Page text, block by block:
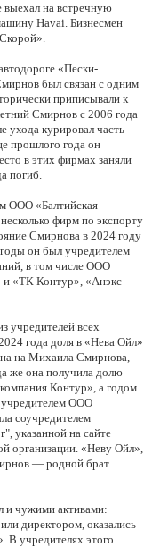
выехал на встречную
Havai. Бизнесмен
«Пески-
был связан с одним
приписывали к
Смирнов с 2006 года
ухода курировал часть
прошлого года он
в этих фирмах заняли
погиб.
ООО «Балтийская
фирм по экспорту
Смирнова в 2024 году
он был учредителем
в том числе ООО
и «ТК Контур», «Анэкс-
учредителей всех
года доля в «Нева Ойл»
на Михаила Смирнова,
же она получила долю
Контур», а годом
учредителем ООО
соучредителем
указанной на сайте
организации. «Неву Ойл»,
— родной брат
и чужими активами:
директором, оказались
В учредителях этого